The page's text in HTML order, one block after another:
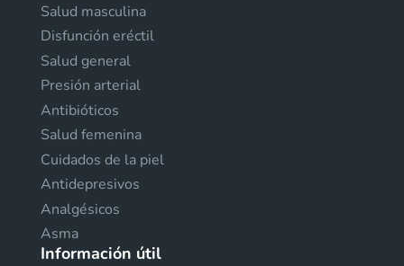
Salud masculina
Disfunción eréctil
Salud general
Presión arterial
Antibióticos
Salud femenina
Cuidados de la piel
Antidepresivos
Analgésicos
Asma
Información útil